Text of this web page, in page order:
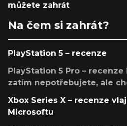
můžete zahrát
Na čem si zahrát?
PlayStation 5 – recenze
PlayStation 5 Pro –
zatím nepotřebujete, ale
Xbox Series X – recenze
Microsoftu